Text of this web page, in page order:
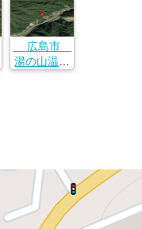
広島市
湯の山温泉